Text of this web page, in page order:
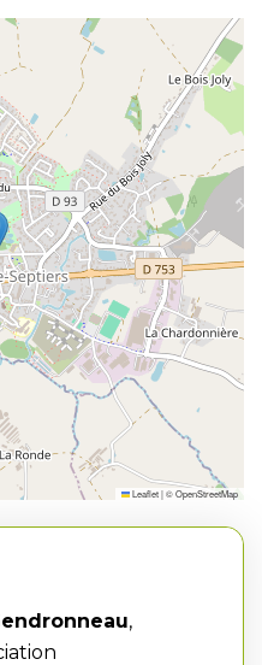
Leaflet|©OpenStreetMap
,